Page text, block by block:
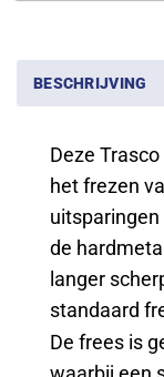
BESCHRIJVING
Deze
het frezen
de
langer
standaard
De frees is